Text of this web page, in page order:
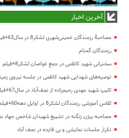
آخرین اخبار
مصاحبۀ رزمندگان خمینی‌شهری لشکر8 در سال63+فیلم
رزمندگان گمنام
سخنرانی شهید کاظمی در جمع غواصان لشکر8+فیلم
توصیه‌های شهدایی شهید کاظمی در جلسه نیروی
کلیپ شهید مهدی رحیم‌زاده از نجف‌آباد در سال67+فیلم
کلاس آموزشی رزمندگان لشکر8 در اوایل دهه60+فیلم
مصاحبه بیژن زنگنه در تشییع شهیدان شاخص جهاد
تکرار جلسات نمایشی و بی فایده در نجف آباد